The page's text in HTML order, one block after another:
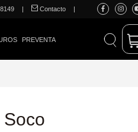
| Contacto |
PREVENTA